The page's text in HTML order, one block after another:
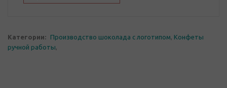
Категории: Производство шоколада с логотипом, Конфеты
ручной работы,